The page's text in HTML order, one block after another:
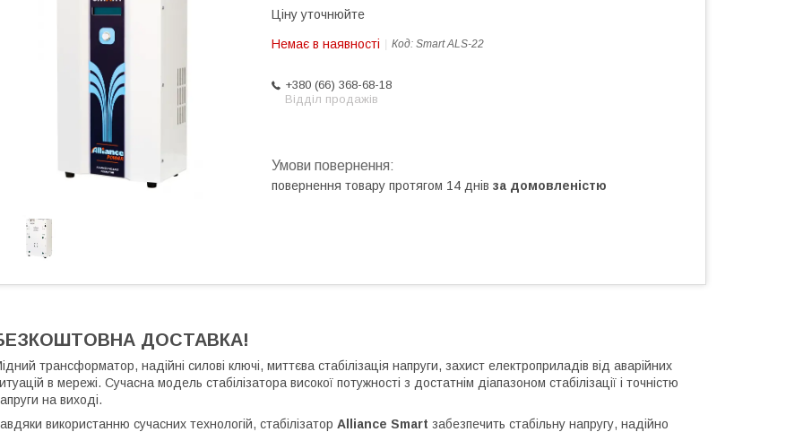
Ціну уточнюйте
Немає в наявності Код: Smart ALS-22
+380 (66) 368-68-18
Відділ продажів
повернення товару протягом 14 днів за домовленістю
ДОСТАВКА!
трансформатор, надійні силові ключі, миттєва стабілізація напруги, захист електроприладів від аварійних
в мережі. Сучасна модель стабілізатора високої потужності з достатнім діапазоном стабілізації і точністю
на виході.
використанню сучасних технологій, стабілізатор Alliance Smart забезпечить стабільну напругу, надійно